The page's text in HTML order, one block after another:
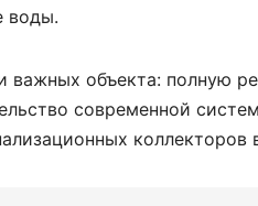
воды.
важных объекта: полную
современной
коллекторов